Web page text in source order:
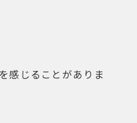
感じることがありま